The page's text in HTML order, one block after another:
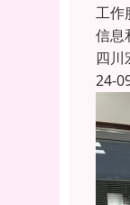
工作
信息
四川
24-